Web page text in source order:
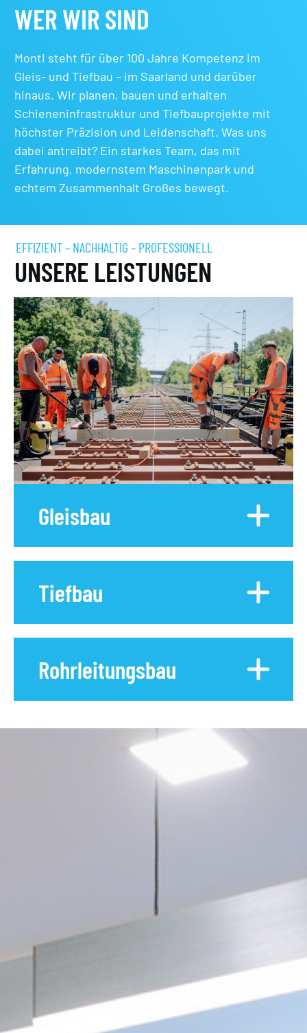
WER WIR SIND
Monti steht für über 100 Jahre Kompetenz im
Gleis- und Tiefbau – im Saarland und darüber
hinaus. Wir planen, bauen und erhalten
Schieneninfrastruktur und Tiefbauprojekte mit
höchster Präzision und Leidenschaft. Was uns
dabei antreibt? Ein starkes Team, das mit
Erfahrung, modernstem Maschinenpark und
echtem Zusammenhalt Großes bewegt.
EFFIZIENT – NACHHALTIG – PROFESSIONELL
UNSERE LEISTUNGEN
Gleisbau
Tiefbau
Rohrleitungsbau